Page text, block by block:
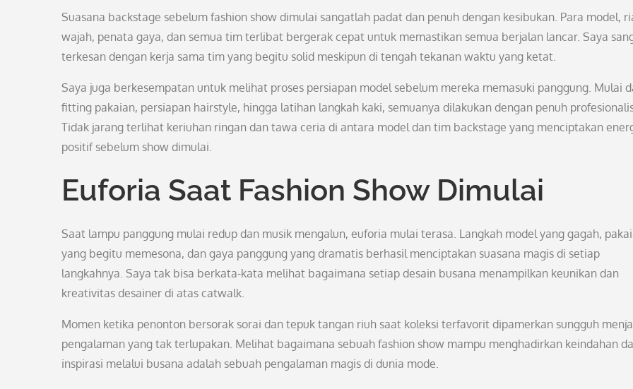
Suasana backstage sebelum fashion show dimulai sangatlah padat dan penuh dengan kesibukan. Para model,
wajah, penata gaya, dan semua tim terlibat bergerak cepat untuk memastikan semua berjalan lancar. Saya
terkesan dengan kerja sama tim yang begitu solid meskipun di tengah tekanan waktu yang ketat.
Saya juga berkesempatan untuk melihat proses persiapan model sebelum mereka memasuki panggung. Mulai
fitting pakaian, persiapan hairstyle, hingga latihan langkah kaki, semuanya dilakukan dengan penuh
Tidak jarang terlihat keriuhan ringan dan tawa ceria di antara model dan tim backstage yang menciptakan
positif sebelum show dimulai.
Euforia Saat Fashion Show Dimulai
Saat lampu panggung mulai redup dan musik mengalun, euforia mulai terasa. Langkah model yang gagah,
yang begitu memesona, dan gaya panggung yang dramatis berhasil menciptakan suasana magis di setiap
langkahnya. Saya tak bisa berkata-kata melihat bagaimana setiap desain busana menampilkan keunikan dan
kreativitas desainer di atas catwalk.
Momen ketika penonton bersorak sorai dan tepuk tangan riuh saat koleksi terfavorit dipamerkan sungguh
pengalaman yang tak terlupakan. Melihat bagaimana sebuah fashion show mampu menghadirkan keindahan
inspirasi melalui busana adalah sebuah pengalaman magis di dunia mode.